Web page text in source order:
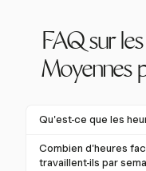
FAQ sur
Moyennes
Qu'est-ce que les
Les heures
consultants passent
Combien d'heures
travaillent-ils par